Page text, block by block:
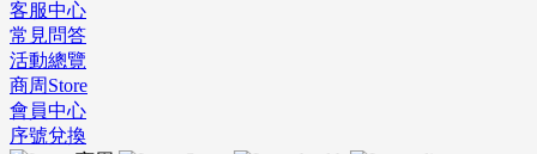
客服中心
常見問答
活動總覽
商周Store
會員中心
序號兌換